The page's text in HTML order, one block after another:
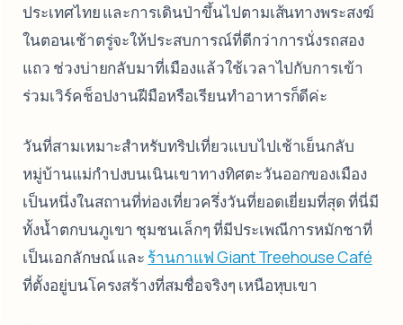
ประเทศไทย และการเดินป่าขึ้นไปตามเส้นทางพระสงฆ์
ในตอนเช้าตรู่จะให้ประสบการณ์ที่ดีกว่าการนั่งรถสอง
แถว ช่วงบ่ายกลับมาที่เมืองแล้วใช้เวลาไปกับการเข้า
ร่วมเวิร์คช็อปงานฝีมือหรือเรียนทำอาหารก็ดีค่ะ
วันที่สามเหมาะสำหรับทริปเที่ยวแบบไปเช้าเย็นกลับ
หมู่บ้านแม่กำปงบนเนินเขาทางทิศตะวันออกของเมือง
เป็นหนึ่งในสถานที่ท่องเที่ยวครึ่งวันที่ยอดเยี่ยมที่สุด ที่นี่มี
ทั้งน้ำตกบนภูเขา ชุมชนเล็กๆ ที่มีประเพณีการหมักชาที่
เป็นเอกลักษณ์ และ ร้านกาแฟ Giant Treehouse Café
ที่ตั้งอยู่บนโครงสร้างที่สมชื่อจริงๆ เหนือหุบเขา